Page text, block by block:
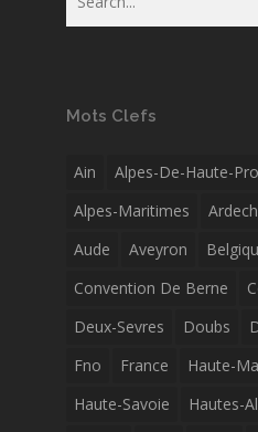
Mots Clefs
Ain
Alpes-De-Haute-
Alpes-Maritimes
Aude
Aveyron
Convention De Berne
Deux-Sevres
Doubs
Fno
France Haute-
Haute-Savoie
Hautes-